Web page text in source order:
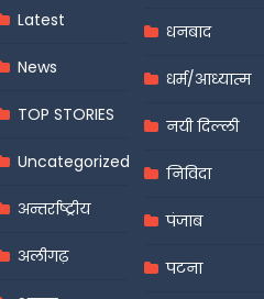
Latest
News
TOP STORIES
Uncategorized
अन्तर्राष्ट्रीय
अलीगढ़
धनबाद
धर्म/आध्यात्म
नयी दिल्ली
निविदा
पंजाब
पटना